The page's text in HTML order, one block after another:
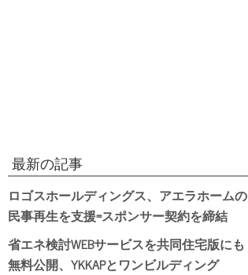
最新の記事
ロゴスホールディングス、アエラホームの
民事再生を支援=スポンサー契約を締結
省エネ検討WEBサービスを共同住宅版にも
無料公開、YKKAPとワンビルディング